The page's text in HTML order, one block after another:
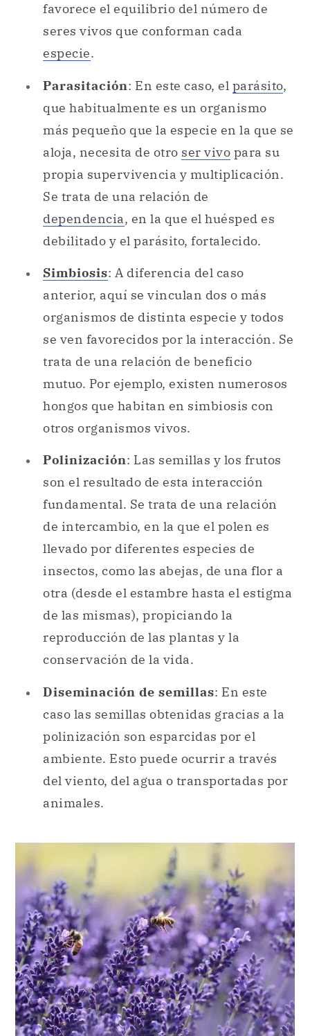
favorece el equilibrio del número de
seres vivos que conforman cada
especie.
Parasitación: En este caso, el parásito,
que habitualmente es un organismo
más pequeño que la especie en la que se
aloja, necesita de otro ser vivo para su
propia supervivencia y multiplicación.
Se trata de una relación de
dependencia, en la que el huésped es
debilitado y el parásito, fortalecido.
Simbiosis: A diferencia del caso
anterior, aquí se vinculan dos o más
organismos de distinta especie y todos
se ven favorecidos por la interacción. Se
trata de una relación de beneficio
mutuo. Por ejemplo, existen numerosos
hongos que habitan en simbiosis con
otros organismos vivos.
Polinización: Las semillas y los frutos
son el resultado de esta interacción
fundamental. Se trata de una relación
de intercambio, en la que el polen es
llevado por diferentes especies de
insectos, como las abejas, de una flor a
otra (desde el estambre hasta el estigma
de las mismas), propiciando la
reproducción de las plantas y la
conservación de la vida.
Diseminación de semillas: En este
caso las semillas obtenidas gracias a la
polinización son esparcidas por el
ambiente. Esto puede ocurrir a través
del viento, del agua o transportadas por
animales.